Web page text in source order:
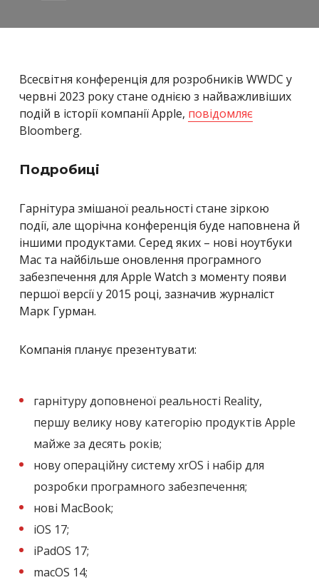
Всесвітня конференція для розробників WWDC у
червні 2023 рокустане однією з найважливіших
подій в історії компанії Apple, повідомляє
Bloomberg.
Подробиці
Гарнітура змішаної реальності стане зіркою
події, але щорічна конференція буде наповнена й
іншими продуктами. Серед яких – нові ноутбуки
Mac та найбільше оновлення програмного
забезпечення для Apple Watch з моменту появи
першої версії у 2015 році, зазначив журналіст
Марк Гурман.
Компанія планує презентувати:
гарнітуру доповненої реальності Reality,
першу велику нову категорію продуктів Apple
майже за десять років;
нову операційну систему xrOS і набір для
розробки програмного забезпечення;
нові MacBook;
iOS 17;
iPadOS 17;
macOS 14;